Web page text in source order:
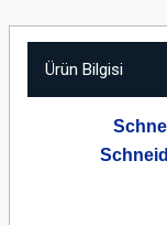
Ürün Bilgisi